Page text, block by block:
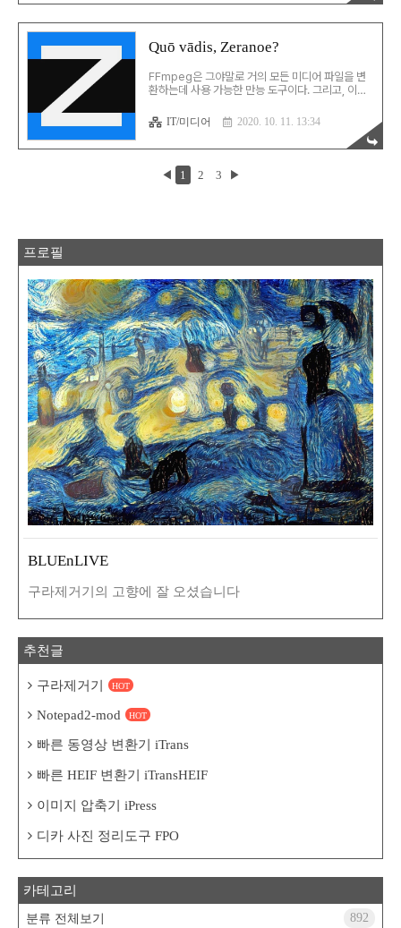
성했다. 1. 아이폰으로 촬영한 HEIF 파일들을 변환
하면서 문제 추적 2. 공식 사이트에서 다운받은 버
전과 직접 컴파일한 버전을 모두 테스트 3. 목표는
한 첫 릴리즈를 찾는 것 일단, 모든 mp4box가 사
진들의 정보를 이상 없이 읽어냈다. 문제가 발생하
m..
Quō vādis, Zeranoe?
FFmpeg은 그야말로 거의 모든 미디어 파일을 변
환하는데 사용 가능한 만능 도구이다. 그리고, 이를
분이 정기적으로 릴리즈 버전을 공개해왔다. 원한다
면 직접 컴파일할 수도 있고, 컴파일을 지원하는 도
구들도 있지만, 쉬운 일이 아니다... 그런데, 얼마 전
쇄하겠다는 공지를 했다. Zeranoe @Zeranoe ·9
월 1일 http://ffmpeg.zeranoe.com will close
ensure th..
IT/미디어 2020. 10. 11. 13:34
◀ 1 2 3 ▶
프로필
BLUEnLIVE
구라제거기의 고향에 잘 오셨습니다
추천글
구라제거기 HOT
Notepad2-mod HOT
빠른 동영상 변환기 iTrans
빠른 HEIF 변환기 iTransHEIF
이미지 압축기 iPress
디카 사진 정리도구 FPO
카테고리
분류 전체보기 892